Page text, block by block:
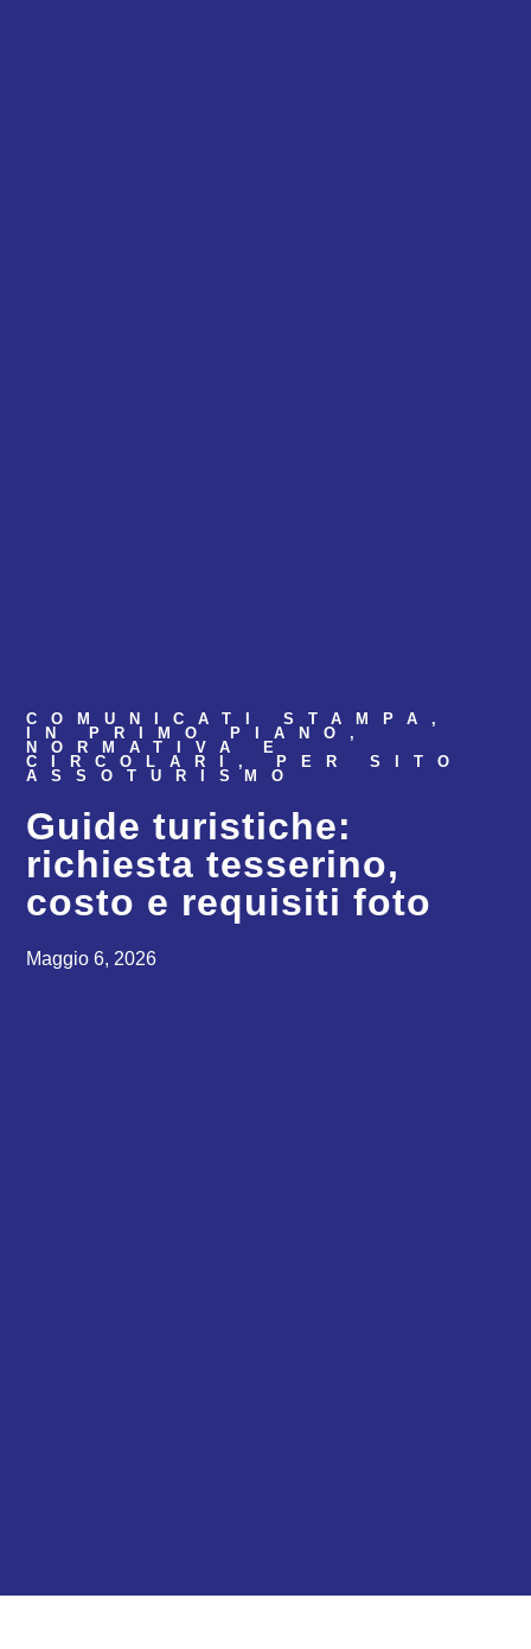
COMUNICATI STAMPA ,
IN PRIMO PIANO ,
NORMATIVA E
CIRCOLARI ,
PER SITO
ASSOTURISMO
Guide turistiche:
richiesta tesserino,
costo e requisiti foto
Maggio 6, 2026